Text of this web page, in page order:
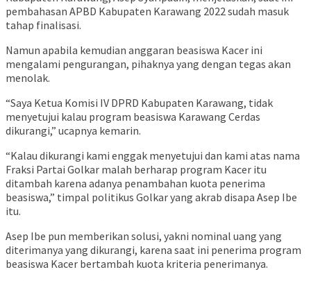
pembahasan APBD Kabupaten Karawang 2022 sudah masuk
tahap finalisasi.
Namun apabila kemudian anggaran beasiswa Kacer ini
mengalami pengurangan, pihaknya yang dengan tegas akan
menolak.
“Saya Ketua Komisi IV DPRD Kabupaten Karawang, tidak
menyetujui kalau program beasiswa Karawang Cerdas
dikurangi,” ucapnya kemarin.
“Kalau dikurangi kami enggak menyetujui dan kami atas nama
Fraksi Partai Golkar malah berharap program Kacer itu
ditambah karena adanya penambahan kuota penerima
beasiswa,” timpal politikus Golkar yang akrab disapa Asep Ibe
itu.
Asep Ibe pun memberikan solusi, yakni nominal uang yang
diterimanya yang dikurangi, karena saat ini penerima program
beasiswa Kacer bertambah kuota kriteria penerimanya.